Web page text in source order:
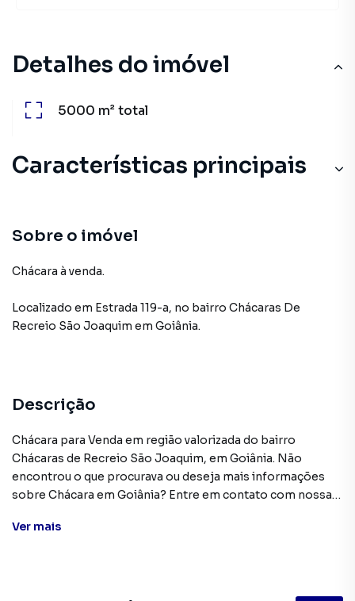
Detalhes do imóvel
5000 m²total
Características principais
Sobre o imóvel
Chácara à venda.
Localizado em Estrada 119-a, no bairro Chácaras De
Recreio São Joaquim em Goiânia.
Descrição
Chácara para Venda em região valorizada do bairro
Chácaras de Recreio São Joaquim, em Goiânia. Não
encontrou o que procurava ou deseja mais informações
sobre Chácara em Goiânia? Entre em contato com nossa
Ver mais